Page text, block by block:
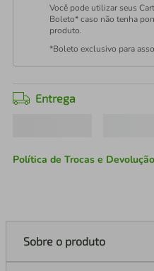
Você pode utilizar seus
Boleto* caso não tenha
produto.
*Boleto exclusivo para
Entrega
Política de Trocas e Devolução
Sobre o produto